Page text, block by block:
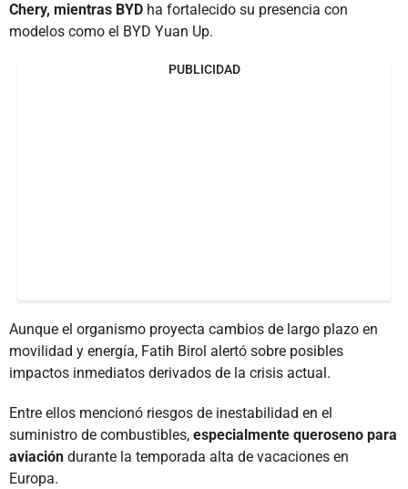
Chery, mientras BYD ha fortalecido su presencia con
modelos como el BYD Yuan Up.
PUBLICIDAD
Aunque el organismo proyecta cambios de largo plazo en
movilidad y energía, Fatih Birol alertó sobre posibles
impactos inmediatos derivados de la crisis actual.
Entre ellos mencionó riesgos de inestabilidad en el
suministro de combustibles, especialmente queroseno para
aviación durante la temporada alta de vacaciones en
Europa.